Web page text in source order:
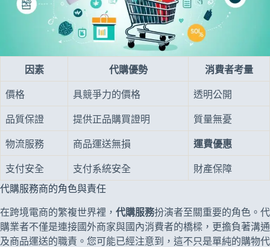
因素 代購優勢 消費者考量
價格 具競爭力的價格 透明公開
品質保證 提供正品購買證明 質量無憂
物流服務 商品運送無損 運費優惠
支付安全 支付系統安全
財產保障
代購服務商的角色與責任
在跨境電商的繁複世界裡， 代購服務扮演者至關重要的角色。代
購業者不僅是連接國外商家與國內消費者的橋樑，更擔負著溝通
及商品運送的職責。您可能已經注意到，這不只是單純的購物代